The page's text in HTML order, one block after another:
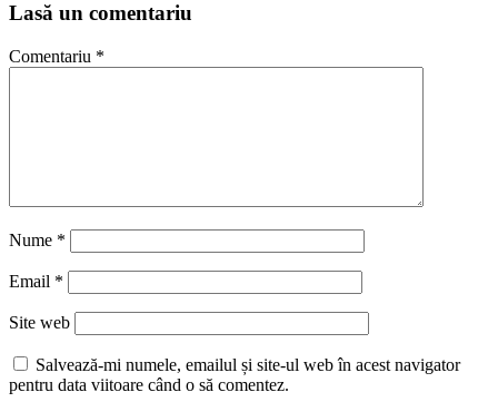
Lasă un comentariu
Comentariu *
Nume *
Email *
Site web
Salvează-mi numele, emailul și site-ul web în acest navigator
pentru data viitoare când o să comentez.